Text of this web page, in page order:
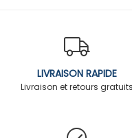
LIVRAISON RAPIDE
Livraison et retours gratuits